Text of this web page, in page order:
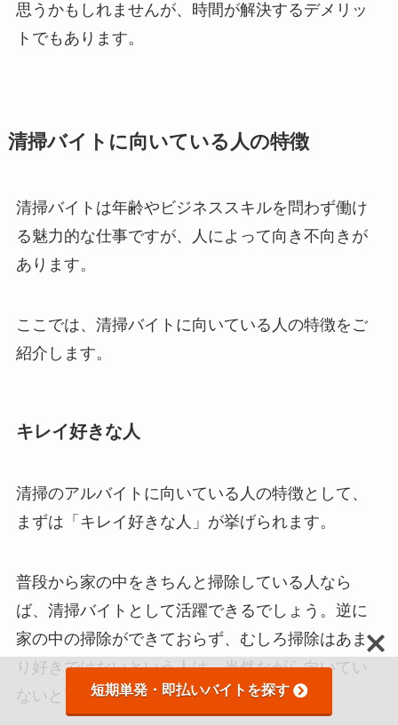
思うかもしれませんが、時間が解決するデメリッ
トでもあります。
清掃バイトに向いている人の特徴
清掃バイトは年齢やビジネススキルを問わず働け
る魅力的な仕事ですが、人によって向き不向きが
あります。
ここでは、清掃バイトに向いている人の特徴をご
紹介します。
キレイ好きな人
清掃のアルバイトに向いている人の特徴として、
まずは「キレイ好きな人」が挙げられます。
普段から家の中をきちんと掃除している人なら
ば、清掃バイトとして活躍できるでしょう。逆に
家の中の掃除ができておらず、むしろ掃除はあま
り好きではないという人は、当然ながら向いてい
ないと言えます。短期単発・即払いバイトを探す